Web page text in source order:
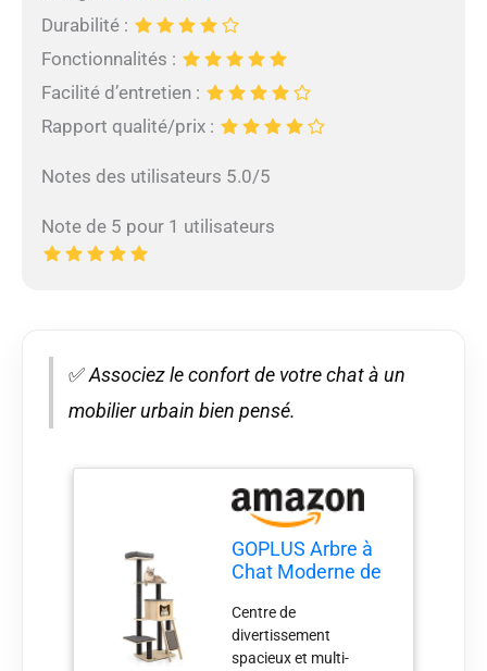
Durabilité :
Fonctionnalités :
Facilité d’entretien :
Rapport qualité/prix :
Notes des utilisateurs 5.0/5
Note de 5 pour 1 utilisateurs
✅Associez le confort de votre chat à un
mobilier urbain bien pensé.
GOPLUS Arbre à
Chat Moderne de
en Bois avec
Poteaux en Sisal à
Griffer, Perchoir
Centre de
divertissement
spacieux et multi-